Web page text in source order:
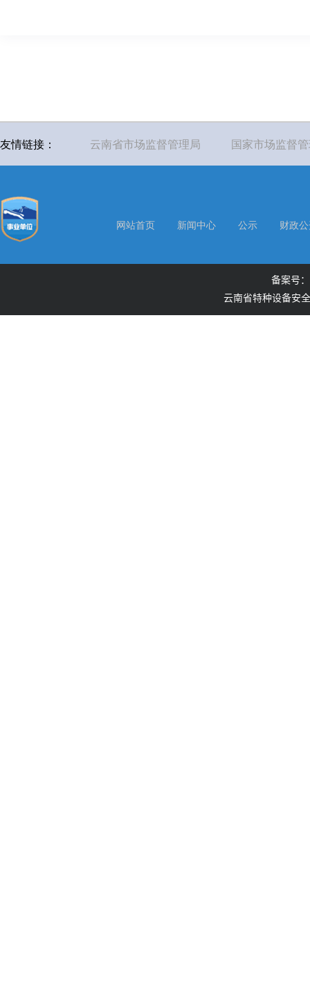
友情链接： 云南省市场监督管理局 国家市场监督
网站首页 新闻中心 公示 财政
备案号
云南省特种设备安